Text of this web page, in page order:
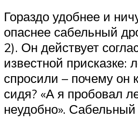
Гораздо удобнее и
опаснее сабельный
2). Он действует
известной присказке:
спросили – почему он
сидя? «А я пробовал
неудобно». Сабельный